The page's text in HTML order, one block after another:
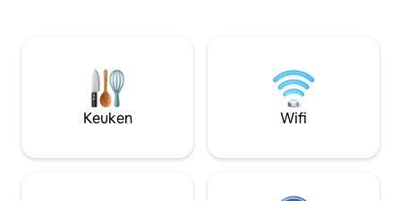
👥 Voor groepen
slaapkamers)
airbnb.com/h/
Keuken Wifi